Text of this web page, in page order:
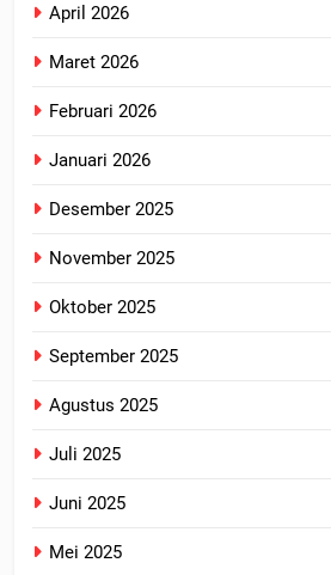
April 2026
Maret 2026
Februari 2026
Januari 2026
Desember 2025
November 2025
Oktober 2025
September 2025
Agustus 2025
Juli 2025
Juni 2025
Mei 2025